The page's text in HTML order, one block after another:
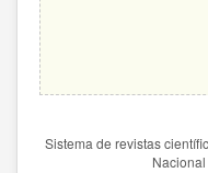
Sistema de revistas